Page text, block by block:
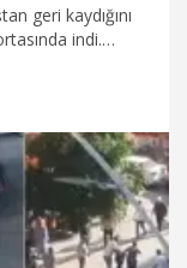
geri kaydığını
indi.
olay anı araç